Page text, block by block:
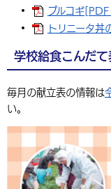
プルコギ
トリニータ
学校給食こんだて
毎月の献立表の情報は
い。